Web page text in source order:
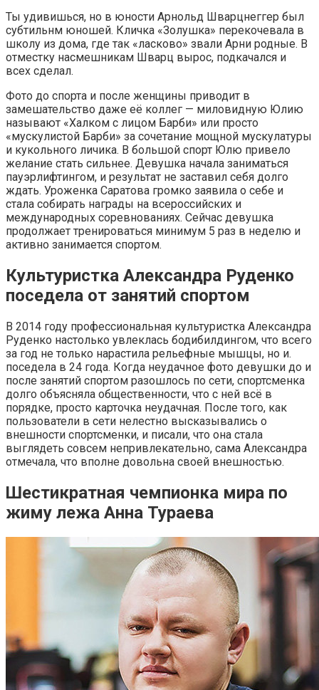
Ты удивишься, но в юности Арнольд Шварцнеггер был
субтильнм юношей. Кличка «Золушка» перекочевала в
школу из дома, где так «ласково» звали Арни родные. В
отместку насмешникам Шварц вырос, подкачался и
всех сделал.
Фото до спорта и после женщины приводит в
замешательство даже её коллег — миловидную Юлию
называют «Халком с лицом Барби» или просто
«мускулистой Барби» за сочетание мощной мускулатуры
и кукольного личика. В большой спорт Юлю привело
желание стать сильнее. Девушка начала заниматься
пауэрлифтингом, и результат не заставил себя долго
ждать. Уроженка Саратова громко заявила о себе и
стала собирать награды на всероссийских и
международных соревнованиях. Сейчас девушка
продолжает тренироваться минимум 5 раз в неделю и
активно занимается спортом.
Культуристка Александра Руденко
поседела от занятий спортом
В 2014 году профессиональная культуристка Александра
Руденко настолько увлеклась бодибилдингом, что всего
за год не только нарастила рельефные мышцы, но и.
поседела в 24 года. Когда неудачное фото девушки до и
после занятий спортом разошлось по сети, спортсменка
долго объясняла общественности, что с ней всё в
порядке, просто карточка неудачная. После того, как
пользователи в сети нелестно высказывались о
внешности спортсменки, и писали, что она стала
выглядеть совсем непривлекательно, сама Александра
отмечала, что вполне довольна своей внешностью.
Шестикратная чемпионка мира по
жиму лежа Анна Тураева